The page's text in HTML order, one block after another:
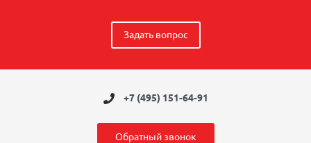
Задать вопрос
+7 (495) 151-64-91
Обратный звонок